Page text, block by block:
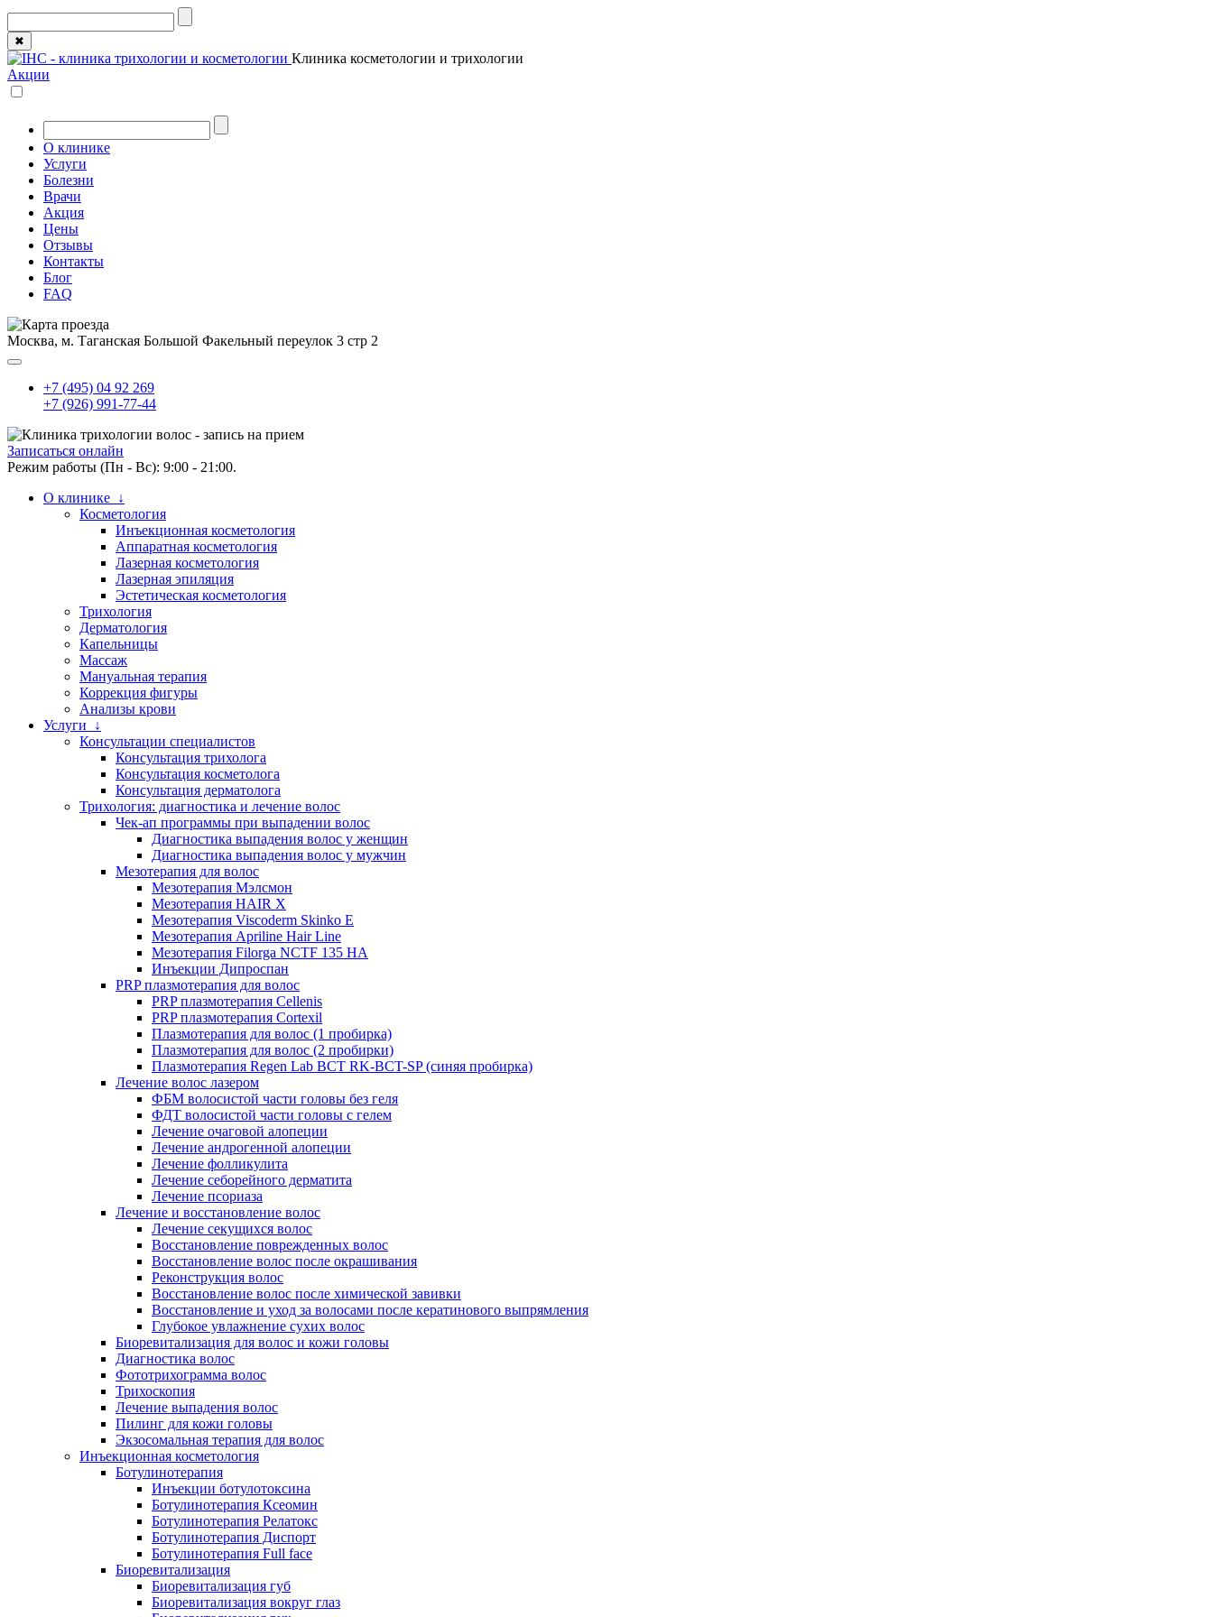
✖
Клиника косметологии и трихологии
Акции
О клинике
Услуги
Болезни
Врачи
Акция
Цены
Отзывы
Контакты
Блог
FAQ
Москва, м. Таганская Большой Факельный переулок 3 стр 2
+7 (495) 04 92 269
+7 (926) 991-77-44
Записаться онлайн
Режим работы (Пн - Вс): 9:00 - 21:00.
О клинике ↓
Косметология
Инъекционная косметология
Аппаратная косметология
Лазерная косметология
Лазерная эпиляция
Эстетическая косметология
Трихология
Дерматология
Капельницы
Массаж
Мануальная терапия
Коррекция фигуры
Анализы крови
Услуги ↓
Консультации специалистов
Консультация трихолога
Консультация косметолога
Консультация дерматолога
Трихология: диагностика и лечение волос
Чек-ап программы при выпадении волос
Диагностика выпадения волос у женщин
Диагностика выпадения волос у мужчин
Мезотерапия для волос
Мезотерапия Мэлсмон
Мезотерапия HAIR X
Мезотерапия Viscoderm Skinko E
Мезотерапия Apriline Hair Line
Мезотерапия Filorga NCTF 135 HA
Инъекции Дипроспан
PRP плазмотерапия для волос
PRP плазмотерапия Cellenis
PRP плазмотерапия Cortexil
Плазмотерапия для волос (1 пробирка)
Плазмотерапия для волос (2 пробирки)
Плазмотерапия Regen Lab BCT RK-BCT-SP (синяя пробирка)
Лечение волос лазером
ФБМ волосистой части головы без геля
ФДТ волосистой части головы с гелем
Лечение очаговой алопеции
Лечение андрогенной алопеции
Лечение фолликулита
Лечение себорейного дерматита
Лечение псориаза
Лечение и восстановление волос
Лечение секущихся волос
Восстановление поврежденных волос
Восстановление волос после окрашивания
Реконструкция волос
Восстановление волос после химической завивки
Восстановление и уход за волосами после кератинового выпрямления
Глубокое увлажнение сухих волос
Биоревитализация для волос и кожи головы
Диагностика волос
Фототрихограмма волос
Трихоскопия
Лечение выпадения волос
Пилинг для кожи головы
Экзосомальная терапия для волос
Инъекционная косметология
Ботулинотерапия
Инъекции ботулотоксина
Ботулинотерапия Ксеомин
Ботулинотерапия Релатокс
Ботулинотерапия Диспорт
Ботулинотерапия Full face
Биоревитализация
Биоревитализация губ
Биоревитализация вокруг глаз